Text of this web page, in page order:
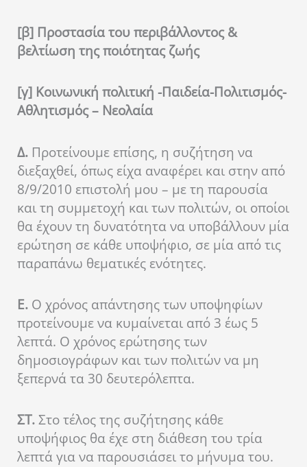
[β] Προστασία του περιβάλλοντος &
βελτίωση της ποιότητας ζωής
[γ] Κοινωνική πολιτική -Παιδεία-Πολιτισμός-
Αθλητισμός – Νεολαία
Δ. Προτείνουμε επίσης, η συζήτηση να
διεξαχθεί, όπως είχα αναφέρει και στην από
8/9/2010 επιστολή μου – με τη παρουσία
και τη συμμετοχή και των πολιτών, οι οποίοι
θα έχουν τη δυνατότητα να υποβάλλουν μία
ερώτηση σε κάθε υποψήφιο, σε μία από τις
παραπάνω θεματικές ενότητες.
Ε. Ο χρόνος απάντησης των υποψηφίων
προτείνουμε να κυμαίνεται από 3 έως 5
λεπτά. Ο χρόνος ερώτησης των
δημοσιογράφων και των πολιτών να μη
ξεπερνά τα 30 δευτερόλεπτα.
ΣΤ.Στο τέλος της συζήτησης κάθε
υποψήφιος θα έχε στη διάθεση του τρία
λεπτά για να παρουσιάσει το μήνυμα του.